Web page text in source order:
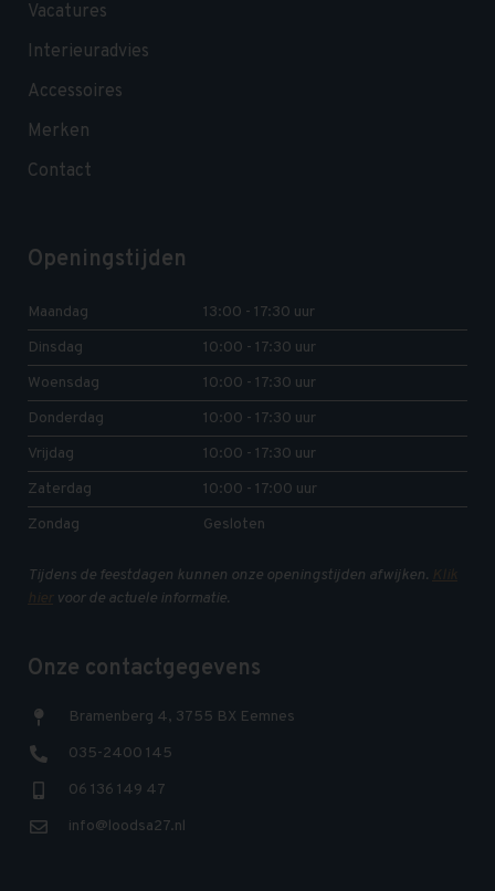
Vacatures
Interieuradvies
Accessoires
Merken
Contact
Openingstijden
Maandag
13:00 - 17:30 uur
Dinsdag
10:00 - 17:30 uur
Woensdag
10:00 - 17:30 uur
Donderdag
10:00 - 17:30 uur
Vrijdag
10:00 - 17:30 uur
Zaterdag
10:00 - 17:00 uur
Zondag
Gesloten
Tijdens de feestdagen kunnen onze openingstijden afwijken. Klik
hiervoor de actuele informatie.
Onze contactgegevens
Bramenberg 4, 3755 BX Eemnes
035-2400 145
06 136 149 47
info@loodsa27.nl